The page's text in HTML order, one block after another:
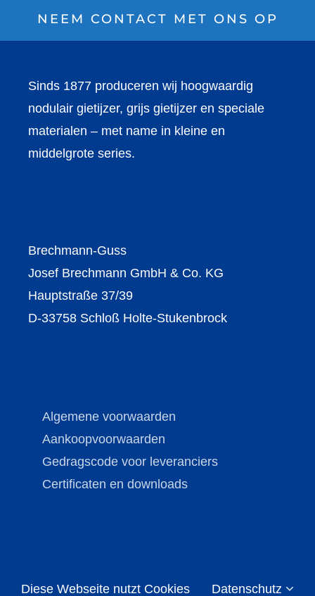
NEEM CONTACT MET ONS OP
Sinds 1877 produceren wij hoogwaardig
nodulair gietijzer, grijs gietijzer en speciale
materialen – met name in kleine en
middelgrote series.
Brechmann-Guss
Josef Brechmann GmbH & Co. KG
Hauptstraße 37/39
D-33758 Schloß Holte-Stukenbrock
Algemene voorwaarden
Aankoopvoorwaarden
Gedragscode voor leveranciers
Certificaten en downloads
Copyright © Brechmann-Guss 2026 | All Rights
Diese Webseite nutzt Cookies Datenschutz